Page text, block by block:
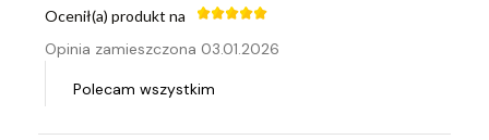
Ocenił(a) produkt na
Opinia zamieszczona 03.01.2026
Polecam wszystkim